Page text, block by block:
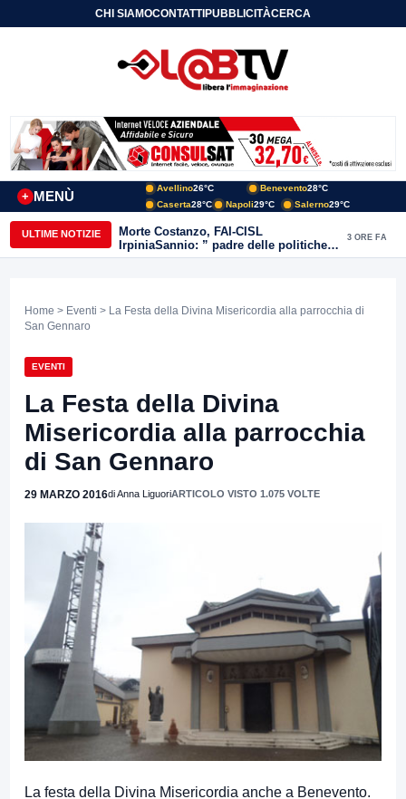
CHI SIAMOCONTATTIPUBBLICITÀCERCA
MENÙ
+
Avellino26°C Benevento28°C
Caserta28°C Napoli29°C Salerno29°C
ULTIME NOTIZIE
Morte Costanzo, FAI-CISL
IrpiniaSannio: ” padre delle politiche
agricole e forestali in Campania”
3 ORE FA
Home > Eventi > La Festa della Divina Misericordia alla parrocchia di
San Gennaro
EVENTI
La Festa della Divina
Misericordia alla parrocchia
di San Gennaro
29 MARZO 2016di Anna LiguoriARTICOLO VISTO 1.075 VOLTE
La festa della Divina Misericordia anche a Benevento.